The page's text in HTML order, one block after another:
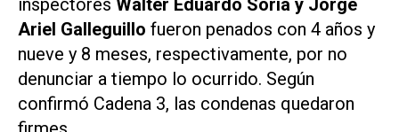
inspectores Walter Eduardo Soria y Jorge
Ariel Galleguillo fueron penados con 4 años y
nueve y 8 meses, respectivamente, por no
denunciar a tiempo lo ocurrido. Según
confirmó Cadena 3, las condenas quedaron